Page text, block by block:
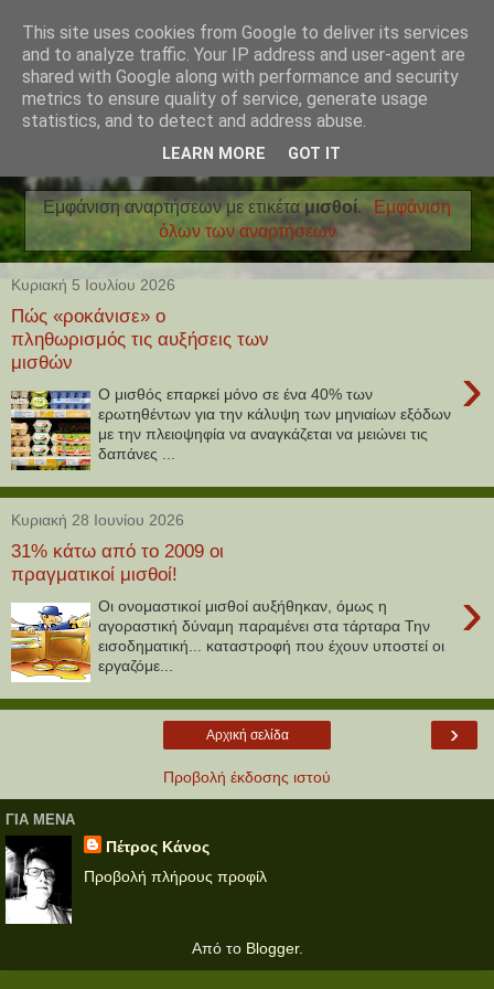
Εμφάνιση αναρτήσεων με ετικέταμισθοί. Εμφάνιση
όλων των αναρτήσεων
Κυριακή 5 Ιουλίου 2026
Πώς «ροκάνισε» ο
πληθωρισμός τις αυξήσεις των
μισθών
›
Ο μισθός επαρκεί μόνο σε ένα 40% των
ερωτηθέντων για την κάλυψη των μηνιαίων εξόδων
με την πλειοψηφία να αναγκάζεται να μειώνει τις
δαπάνες ...
Κυριακή 28 Ιουνίου 2026
31% κάτω από το 2009 οι
πραγματικοί μισθοί!
›
Οι ονομαστικοί μισθοί αυξήθηκαν, όμως η
αγοραστική δύναμη παραμένει στα τάρταρα Την
εισοδηματική... καταστροφή που έχουν υποστεί οι
εργαζόμε...
›
Αρχική σελίδα
Προβολή έκδοσης ιστού
ΓΙΑ ΜΕΝΑ
Πέτρος Κάνος
Προβολή πλήρους προφίλ
Από το Blogger.
This site uses cookies from Google to deliver its services
and to analyze traffic. Your IP address and user-agent are
shared with Google along with performance and security
metrics to ensure quality of service, generate usage
statistics, and to detect and address abuse.
LEARN MORE GOT IT